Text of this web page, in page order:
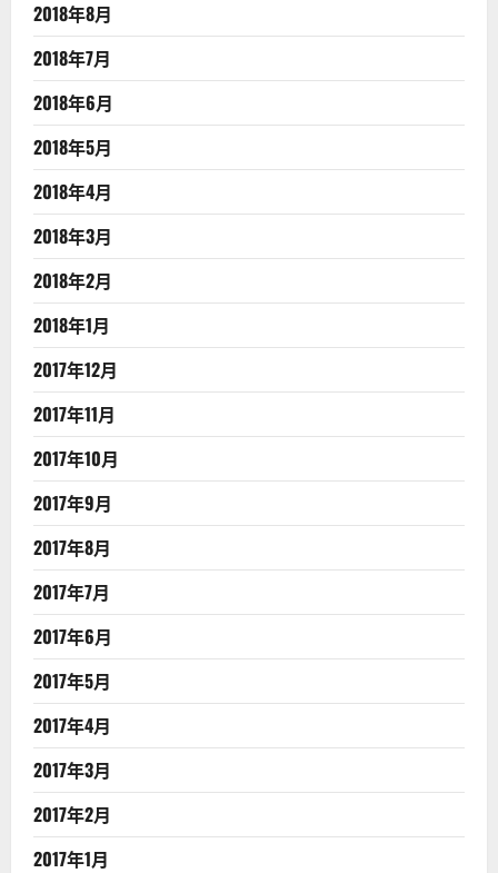
2018年8月
2018年7月
2018年6月
2018年5月
2018年4月
2018年3月
2018年2月
2018年1月
2017年12月
2017年11月
2017年10月
2017年9月
2017年8月
2017年7月
2017年6月
2017年5月
2017年4月
2017年3月
2017年2月
2017年1月